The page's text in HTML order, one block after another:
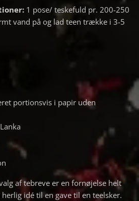
1 pose/ teskefuld pr. 200-250
vand på og lad teen trække i 3-5
portionsvis i papir uden
af tebreve er en fornøjelse helt
idé til en gave til en teelsker.